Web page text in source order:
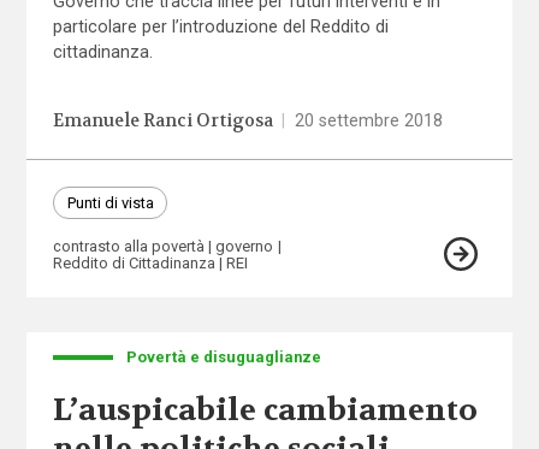
particolare per l’introduzione del Reddito di
cittadinanza.
Emanuele Ranci Ortigosa 20 settembre 2018
Punti di vista
contrasto alla povertà
governo
Reddito di Cittadinanza
REI
Povertà e disuguaglianze
L’auspicabile cambiamento